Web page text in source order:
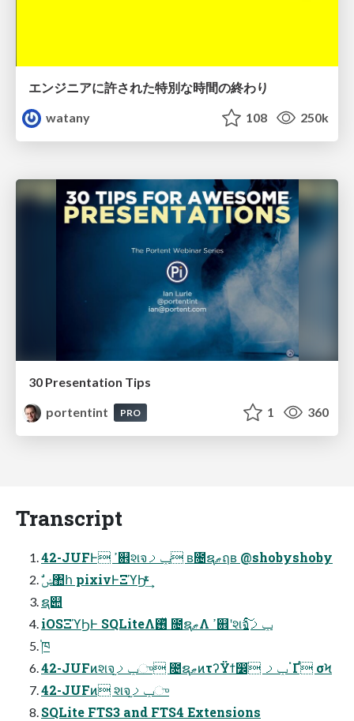
エンジニアに許された特別な時間の終わり
watany
108 250k
30 Presentation Tips
portentint
PRO 1 360
Transcript
42-JUFͰ ߴ଎શจݕࡧ ʙ೔ຊޠฤʙ @shobyshoby
ࣗݾ঺հ pixivͰΞϓϦͭͬͯ͘·͢
ຊ୊
iOSΞϓϦͰ SQLiteΛ࢖ͬͯ ೔ຊޠΛ ߴ଎ʹશจݕࡧ͍ͨ͠
֓ཁ
42-JUFͷશจݕࡧ֦ு ೔ຊޠͷτʔΫϯ෼ׂ ݕࡧॱҐ σϞ
42-JUFͷ શจݕࡧ֦ு
SQLite FTS3 and FTS4 Extensions